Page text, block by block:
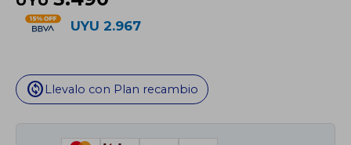
UYU 2.967
change_circle Llevalo con Plan recambio